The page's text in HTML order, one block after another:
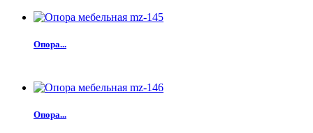
Опора...
Опора...